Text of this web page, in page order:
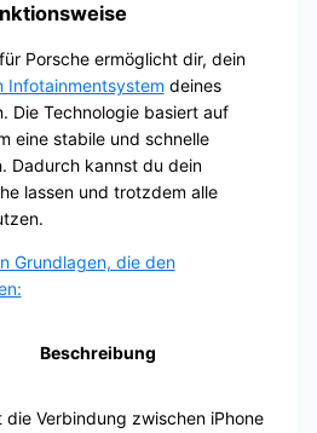
Porsche ermöglicht dir, dein
Infotainmentsystem deines
Die Technologie basiert auf
eine stabile und schnelle
Dadurch kannst du dein
lassen und trotzdem alle
Grundlagen, die den
Beschreibung
die Verbindung zwischen iPhone